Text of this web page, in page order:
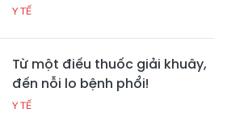
Y TẾ
Từ một điếu thuốc giải khuây,
đến nỗi lo bệnh phổi!
Y TẾ